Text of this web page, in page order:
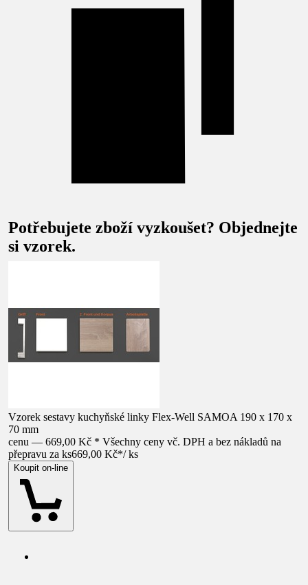
Potřebujete zboží vyzkoušet? Objednejte
si vzorek.
Vzorek sestavy kuchyňské linky Flex-Well SAMOA 190 x 170 x
70 mm
cenu — 669,00 Kč * Všechny ceny vč. DPH a bez nákladů na
přepravu za ks669,00 Kč*/ ks
Koupit on-line